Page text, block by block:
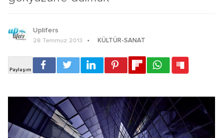
Uplifers
28 Temmuz 2013 KÜLTÜR-SANAT